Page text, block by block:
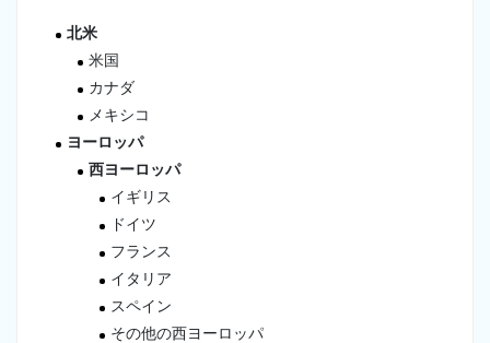
北米
米国
カナダ
メキシコ
ヨーロッパ
西ヨーロッパ
イギリス
ドイツ
フランス
イタリア
スペイン
その他の西ヨーロッパ